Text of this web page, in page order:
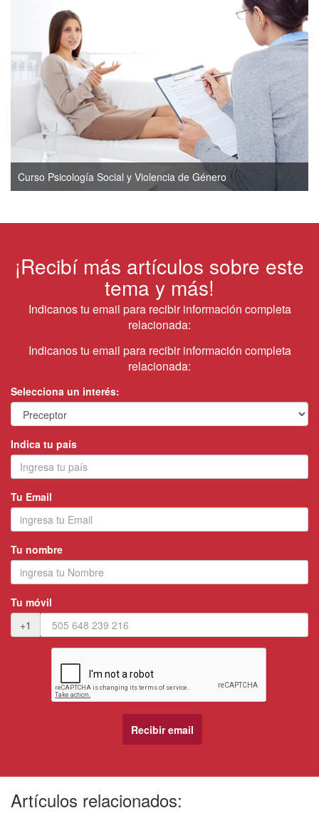
Curso Psicología Social y Violencia de Género
¡Recibí más artículos sobre este
tema y más!
Indicanos tu email para recibir información completa
relacionada:
Indicanos tu email para recibir información completa
relacionada:
Selecciona un interés:
Indica tu país
Tu Email
Tu nombre
Tu móvil
+1
Artículos relacionados: